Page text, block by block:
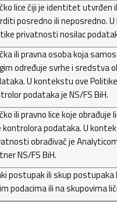
lice čiji je identitet utvrđen
posredno ili neposredno.
privatnosti nosilac
ili pravna osoba koja
određuje svrhe i sredstva
U kontekstu ove
podataka je NS/FS BiH.
ili pravno lice koje obrađuje
kontrolora podataka. U
obrađivač je
NS/FS BiH.
postupak ili skup postupaka
podacima ili na skupovima